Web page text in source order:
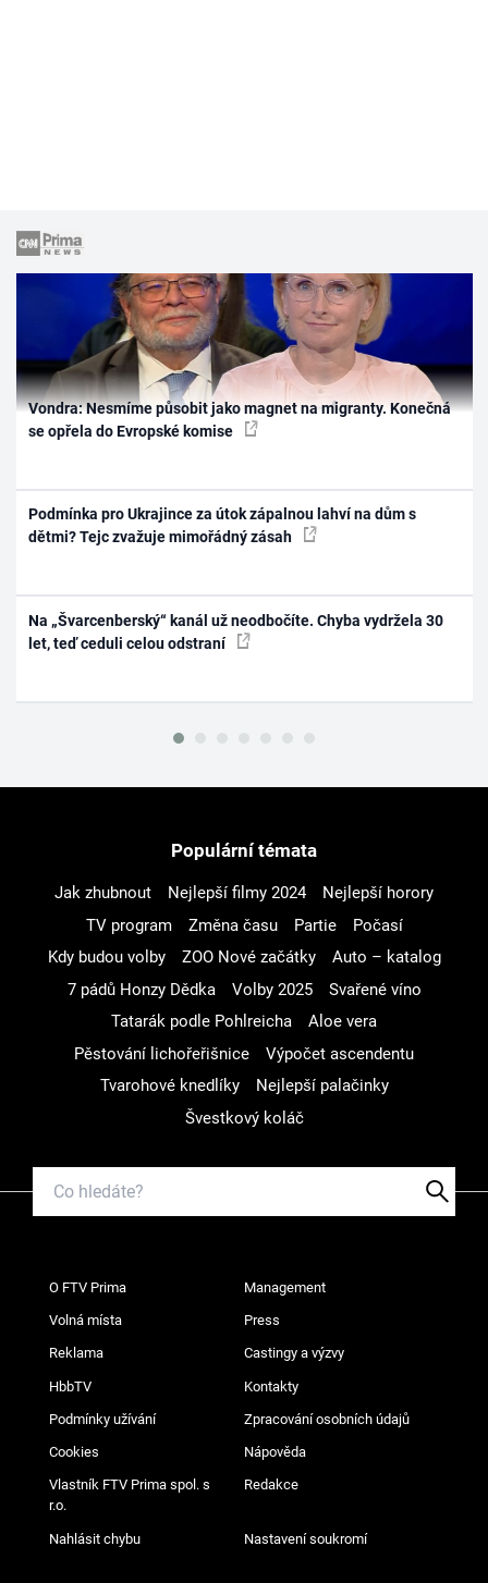
Vondra: Nesmíme působit jako magnet na migranty. Konečná
se opřela do Evropské komise
Podmínka pro Ukrajince za útok zápalnou lahví na dům s
dětmi? Tejc zvažuje mimořádný zásah
Na „Švarcenberský“ kanál už neodbočíte. Chyba vydržela 30
let, teď ceduli celou odstraní
Populární témata
Jak zhubnout Nejlepší filmy 2024
Nejlepší horory
TV program
Změna času Partie
Počasí
Kdy budou volby
ZOO Nové začátky
Auto – katalog
7 pádů Honzy Dědka
Volby 2025
Svařené víno
Tatarák podle Pohlreicha
Aloe vera
Pěstování lichořeřišnice
Výpočet ascendentu
Tvarohové knedlíky
Nejlepší palačinky
Švestkový koláč
O FTV Prima Management
Volná místa Press
Reklama Castingy a výzvy
HbbTV Kontakty
Podmínky užívání Zpracování osobních údajů
Cookies Nápověda
Vlastník FTV Prima spol. s
r.o.
Redakce
Nahlásit chybu Nastavení soukromí